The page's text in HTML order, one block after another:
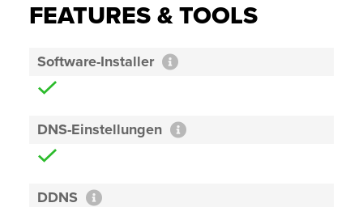
FEATURES & TOOLS
Software-Installer
DNS-Einstellungen
DDNS